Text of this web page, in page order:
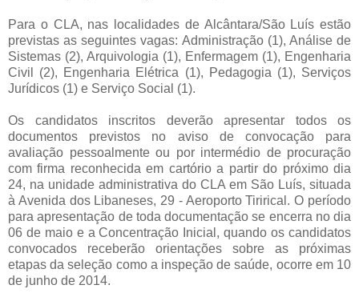
Para o CLA, nas localidades de Alcântara/São Luís estão
previstas as seguintes vagas: Administração (1), Análise de
Sistemas (2), Arquivologia (1), Enfermagem (1), Engenharia
Civil (2), Engenharia Elétrica (1), Pedagogia (1), Serviços
Jurídicos (1) e Serviço Social (1).
Os candidatos inscritos deverão apresentar todos os
documentos previstos no aviso de convocação para
avaliação pessoalmente ou por intermédio de procuração
com firma reconhecida em cartório a partir do próximo dia
24, na unidade administrativa do CLA em São Luís, situada
à Avenida dos Libaneses, 29 - Aeroporto Tirirical. O período
para apresentação de toda documentação se encerra no dia
06 de maio e a Concentração Inicial, quando os candidatos
convocados receberão orientações sobre as próximas
etapas da seleção como a inspeção de saúde, ocorre em 10
de junho de 2014.